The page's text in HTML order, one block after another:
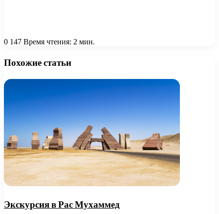
0 147 Время чтения: 2 мин.
Похожие статьи
Экскурсия в Рас Мухаммед